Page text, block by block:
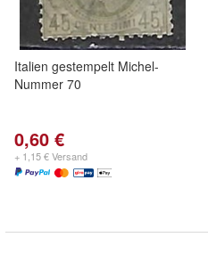
Italien gestempelt Michel-
Nummer 70
0,60 €
+ 1,15 € Versand